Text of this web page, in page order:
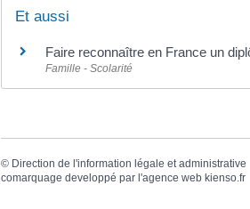
Et aussi
Faire reconnaître en France un
Famille - Scolarité
© Direction de l'information légale et administrative
comarquage developpé par l'agence web kienso.fr